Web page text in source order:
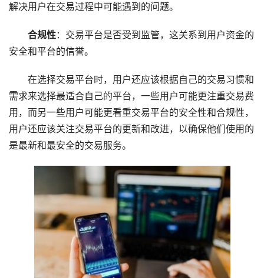
解决用户在交易过程中可能遇到的问题。
合规性：交易平台是否受到监管，这关系到用户资金的
安全和平台的信誉。
在选择交易平台时，用户还应该根据自己的交易习惯和
需求来选择最适合自己的平台，一些用户可能更注重交易费
用，而另一些用户可能更看重交易平台的安全性和合规性，
用户还应该关注交易平台的更新和改进，以确保他们使用的
是最新和最安全的交易服务。